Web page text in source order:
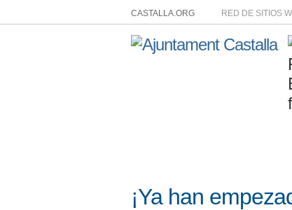
CASTALLA.ORG RED DE SITIOS
¡Ya han